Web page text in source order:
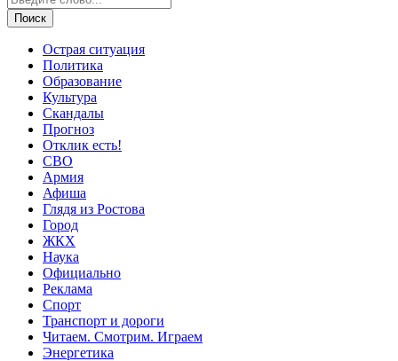
Острая ситуация
Политика
Образование
Культура
Скандалы
Прогноз
Отклик есть!
СВО
Армия
Афиша
Глядя из Ростова
Город
ЖКХ
Наука
Официально
Реклама
Спорт
Транспорт и дороги
Читаем. Смотрим. Играем
Энергетика